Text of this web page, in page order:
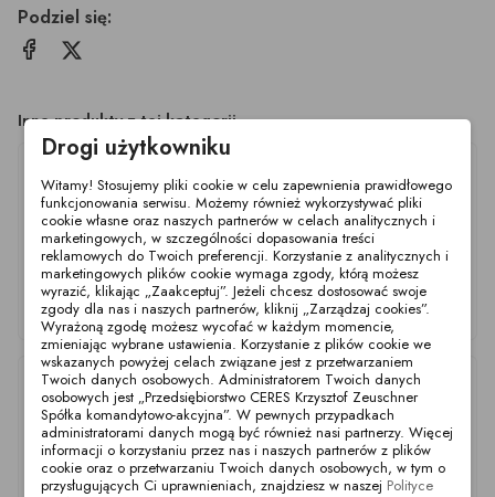
Podziel się:
Inne produkty z tej kategorii
Stopki poziomujące - L
Ø60mm M10x100 SS
NBR
Stopki poziomujące - L
Ø60mm M10x50 SS
NBR
Stopki poziomujące - L
Ø60mm M10x75 SS
Drogi użytkowniku
Witamy! Stosujemy pliki cookie w celu zapewnienia prawidłowego
funkcjonowania serwisu. Możemy również wykorzystywać pliki
cookie własne oraz naszych partnerów w celach analitycznych i
marketingowych, w szczególności dopasowania treści
reklamowych do Twoich preferencji. Korzystanie z analitycznych i
marketingowych plików cookie wymaga zgody, którą możesz
wyrazić, klikając „Zaakceptuj”. Jeżeli chcesz dostosować swoje
zgody dla nas i naszych partnerów, kliknij „Zarządzaj cookies”.
Wyrażoną zgodę możesz wycofać w każdym momencie,
zmieniając wybrane ustawienia. Korzystanie z plików cookie we
wskazanych powyżej celach związane jest z przetwarzaniem
Twoich danych osobowych. Administratorem Twoich danych
osobowych jest „Przedsiębiorstwo CERES Krzysztof Zeuschner
Spółka komandytowo-akcyjna”. W pewnych przypadkach
administratorami danych mogą być również nasi partnerzy. Więcej
informacji o korzystaniu przez nas i naszych partnerów z plików
cookie oraz o przetwarzaniu Twoich danych osobowych, w tym o
przysługujących Ci uprawnieniach, znajdziesz w naszej Polityce